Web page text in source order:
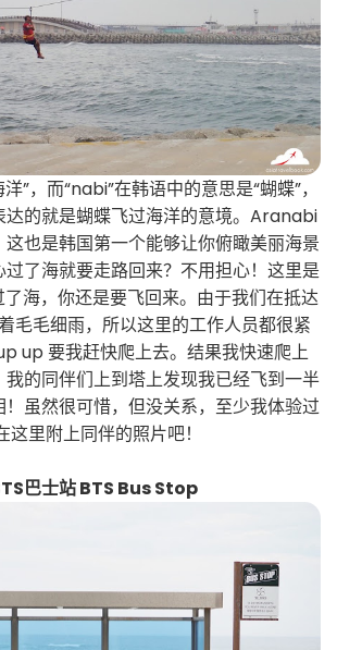
”，而“nabi”在韩语中的意思是“蝴蝶”，
的就是蝴蝶飞过海洋的意境。Aranabi
这也是韩国第一个能够让你俯瞰美丽海景
了海就要走路回来？不用担心！这里是
海，你还是要飞回来。由于我们在抵达
毛毛细雨，所以这里的工作人员都很紧
up 要我赶快爬上去。结果我快速爬上
的同伴们上到塔上发现我已经飞到一半
虽然很可惜，但没关系，至少我体验过
这里附上同伴的照片吧！
巴士站 BTS Bus Stop